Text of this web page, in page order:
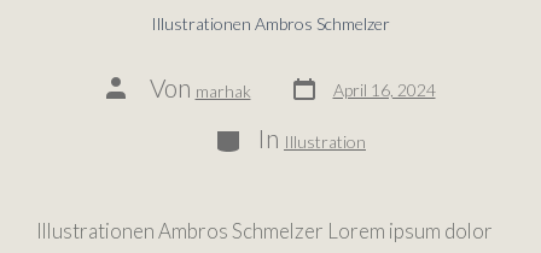
Illustrationen Ambros Schmelzer
Von marhak April 16, 2024
In Illustration
Illustrationen Ambros Schmelzer Lorem ipsum dolor